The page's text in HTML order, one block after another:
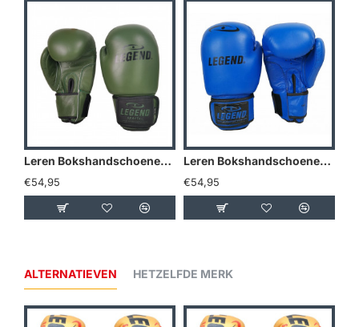
Leren Bokshandschoenen LegendPadding Army - Maat: 8oz
€54,95
Leren Bokshandschoenen LegendPadding Blauw - Maat: 8oz
€54,95
ALTERNATIEVEN HETZELFDE MERK